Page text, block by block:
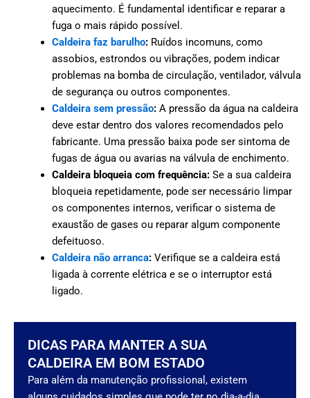
aquecimento. É fundamental identificar e reparar a
fuga o mais rápido possível.
Caldeira faz barulho: Ruídos incomuns, como
assobios, estrondos ou vibrações, podem indicar
problemas na bomba de circulação, ventilador, válvula
de segurança ou outros componentes.
Caldeira sem pressão: A pressão da água na caldeira
deve estar dentro dos valores recomendados pelo
fabricante. Uma pressão baixa pode ser sintoma de
fugas de água ou avarias na válvula de enchimento.
Caldeira bloqueia com frequência: Se a sua caldeira
bloqueia repetidamente, pode ser necessário limpar
os componentes internos, verificar o sistema de
exaustão de gases ou reparar algum componente
defeituoso.
Caldeira não arranca: Verifique se a caldeira está
ligada à corrente elétrica e se o interruptor está
ligado.
DICAS PARA MANTER A SUA
CALDEIRA EM BOM ESTADO
Para além da manutenção profissional, existem